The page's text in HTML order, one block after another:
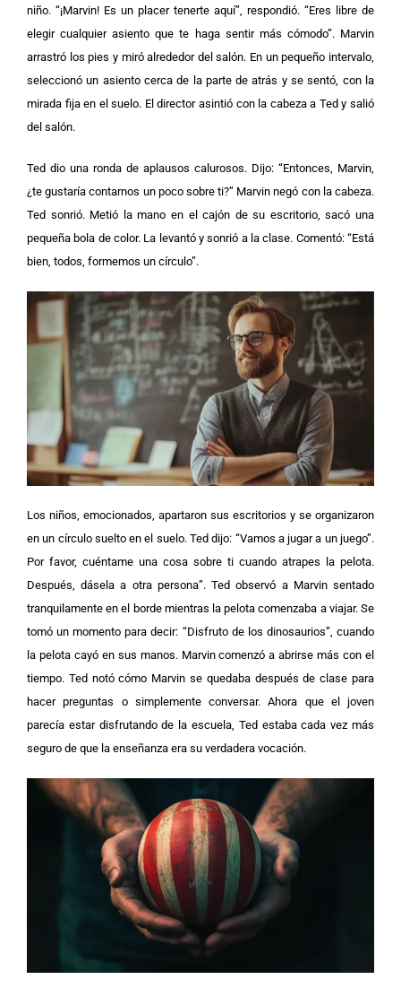
niño. “¡Marvin! Es un placer tenerte aquí”, respondió. “Eres libre de
elegir cualquier asiento que te haga sentir más cómodo”. Marvin
arrastró los pies y miró alrededor del salón. En un pequeño intervalo,
seleccionó un asiento cerca de la parte de atrás y se sentó, con la
mirada fija en el suelo. El director asintió con la cabeza a Ted y salió
del salón.
Ted dio una ronda de aplausos calurosos. Dijo: “Entonces, Marvin,
¿te gustaría contarnos un poco sobre ti?” Marvin negó con la cabeza.
Ted sonrió. Metió la mano en el cajón de su escritorio, sacó una
pequeña bola de color. La levantó y sonrió a la clase. Comentó: “Está
bien, todos, formemos un círculo”.
Los niños, emocionados, apartaron sus escritorios y se organizaron
en un círculo suelto en el suelo. Ted dijo: “Vamos a jugar a un juego”.
Por favor, cuéntame una cosa sobre ti cuando atrapes la pelota.
Después, dásela a otra persona”. Ted observó a Marvin sentado
tranquilamente en el borde mientras la pelota comenzaba a viajar. Se
tomó un momento para decir: “Disfruto de los dinosaurios”, cuando
la pelota cayó en sus manos. Marvin comenzó a abrirse más con el
tiempo. Ted notó cómo Marvin se quedaba después de clase para
hacer preguntas o simplemente conversar. Ahora que el joven
parecía estar disfrutando de la escuela, Ted estaba cada vez más
seguro de que la enseñanza era su verdadera vocación.